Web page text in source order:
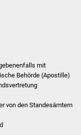
mit
Behörde (Apostille)
von den Standesämtern